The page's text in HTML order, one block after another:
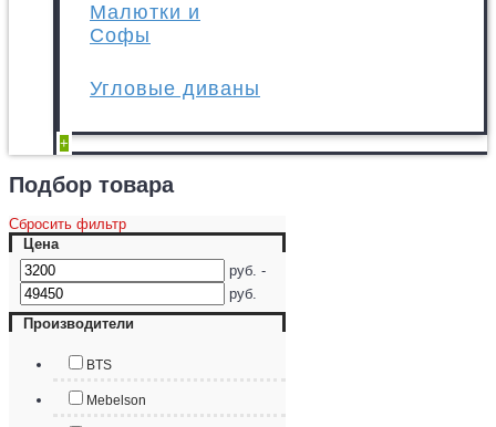
Малютки и
Софы
Угловые диваны
+
Подбор товара
Сбросить фильтр
Цена
руб. -
руб.
Производители
BTS
Mebelson